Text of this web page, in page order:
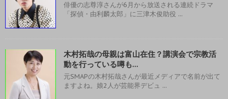
俳優の志尊淳さんが6月から放送される連続ドラマ
「探偵・由利麟太郎」に三津木俊助役 ...
木村拓哉の母親は富山在住？講演会で宗教活
動を行っている噂も…
元SMAPの木村拓哉さんが最近メディアで名前が出て
ますよね。娘2人が芸能界デビュ ...